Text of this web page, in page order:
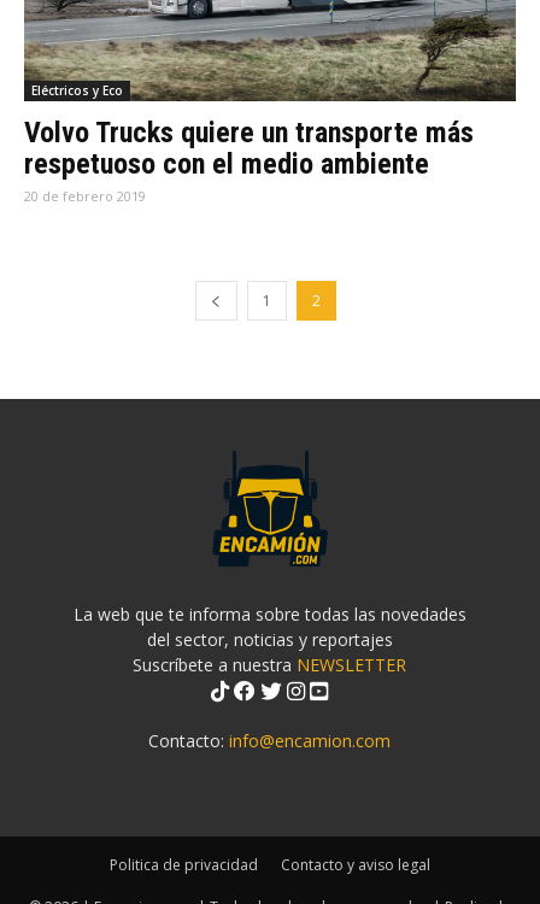
Eléctricos y Eco
Volvo Trucks quiere un transporte más
respetuoso con el medio ambiente
20 de febrero 2019
1 2
La web que te informa sobre todas las novedades
del sector, noticias y reportajes
Suscríbete a nuestra NEWSLETTER
Contacto:info@encamion.com
Politica de privacidad Contacto y aviso legal